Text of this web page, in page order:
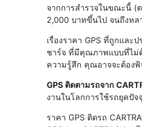
จากการสำรวจในขณะนี้ (
2,000 บาทขึ้นไป จนถึงหล
เรื่องราคา GPS ที่ถูกและ
ชาร์จ ที่มีคุณภาพแบบที่ไม่ต้
ความรู้สึก คุณอาจจะต้อง
GPS ติดตามรถจาก
งานในโลกการใช้รถยุคปั
ราคา GPS ติดรถ